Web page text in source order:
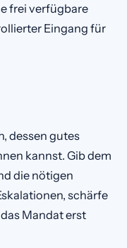
frei verfügbare
Eingang für
dessen gutes
kannst. Gib dem
die nötigen
schärfe
Mandat erst